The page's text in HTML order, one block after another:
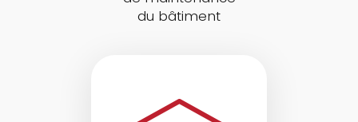
du bâtiment